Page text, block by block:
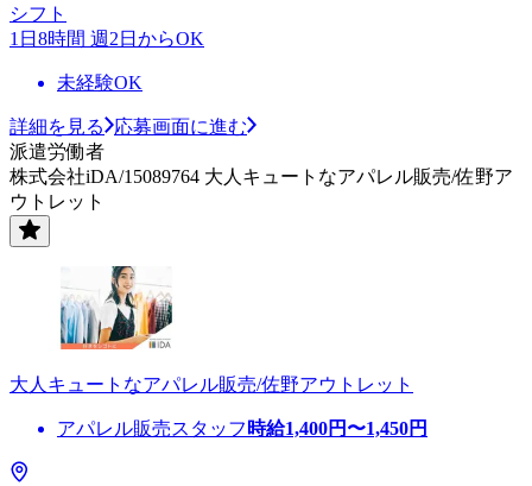
シフト
1日8時間 週2日からOK
未経験OK
詳細を見る
応募画面に進む
派遣労働者
株式会社iDA/15089764 大人キュートなアパレル販売/佐野ア
ウトレット
大人キュートなアパレル販売/佐野アウトレット
アパレル販売スタッフ 時給1,400円〜1,450円